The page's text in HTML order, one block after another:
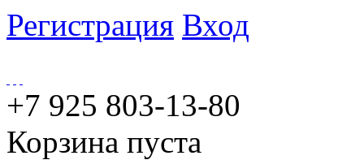
Регистрация Вход
+7 925 803-13-80
Корзина пуста